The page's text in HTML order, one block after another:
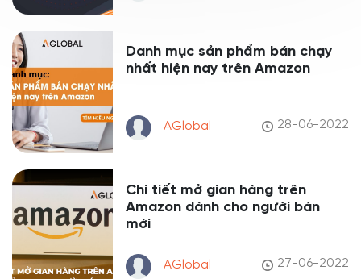
Danh mục sản phẩm bán chạy
nhất hiện nay trên Amazon
AGlobal 28-06-2022
Chi tiết mở gian hàng trên
Amazon dành cho người bán
mới
AGlobal 27-06-2022